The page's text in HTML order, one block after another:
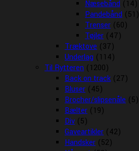
Næsebånd (14)
Pandebånd (51)
Trenser (60)
Tøjler (47)
Træktove (37)
Underlag (114)
Til Rytteren (1200)
Back on track (27)
Bluser (45)
Brocher/slipsenåle (5)
Bælter (19)
Div (5)
Gaveartikler (42)
Handsker (52)